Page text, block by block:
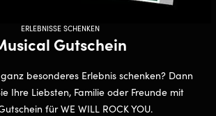
ERLEBNISSE SCHENKEN
Gutschein
besonderes Erlebnis schenken? Dann
Ihre Liebsten, Familie oder Freunde mit
für WE WILL ROCK YOU.